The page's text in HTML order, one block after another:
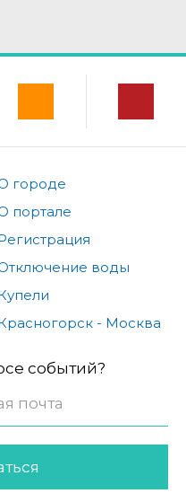
городе
портале
воды
- Москва
событий?